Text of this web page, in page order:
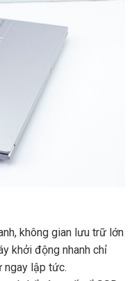
không gian lưu trữ lớn
khởi động nhanh chỉ
ngay lập tức.